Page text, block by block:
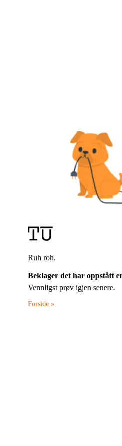
Ruh roh.
Beklager det har oppstått
Vennligst prøv igjen senere.
Forside »